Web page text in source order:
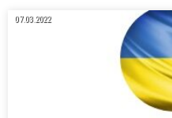
07.03.2022